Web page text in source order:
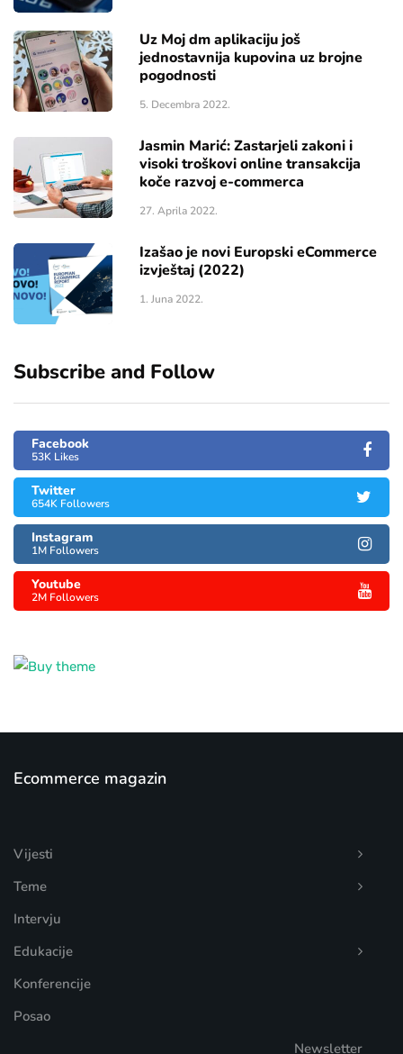
Uz Moj dm aplikaciju još
jednostavnija kupovina uz brojne
pogodnosti
5. Decembra 2022.
Jasmin Marić: Zastarjeli zakoni i
visoki troškovi online transakcija
koče razvoj e-commerca
27. Aprila 2022.
Izašao je novi Europski eCommerce
izvještaj (2022)
1. Juna 2022.
Subscribe and Follow
Facebook
53K Likes
Twitter
654K Followers
Instagram
1M Followers
Youtube
2M Followers
Ecommerce magazin
Vijesti
Teme
Intervju
Edukacije
Konferencije
Posao
Newsletter